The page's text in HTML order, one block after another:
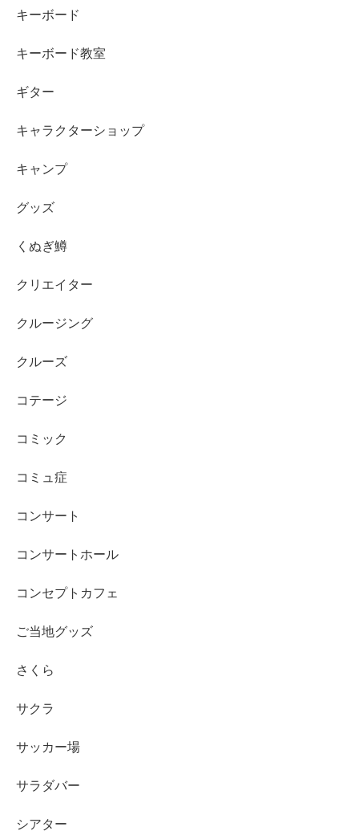
キーボード
キーボード教室
ギター
キャラクターショップ
キャンプ
グッズ
くぬぎ鱒
クリエイター
クルージング
クルーズ
コテージ
コミック
コミュ症
コンサート
コンサートホール
コンセプトカフェ
ご当地グッズ
さくら
サクラ
サッカー場
サラダバー
シアター